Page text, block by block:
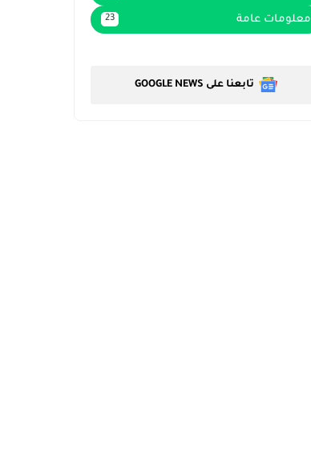
معلومات عامة 23
تابعنا على GOOGLE NEWS